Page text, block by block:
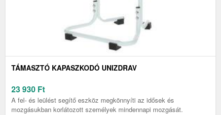
TÁMASZTÓ KAPASZKODÓ UNIZDRAV
23 930 Ft
A fel- és leülést segítő eszköz megkönnyíti az idősek és
mozgásukban korlátozott személyek mindennapi mozgását.